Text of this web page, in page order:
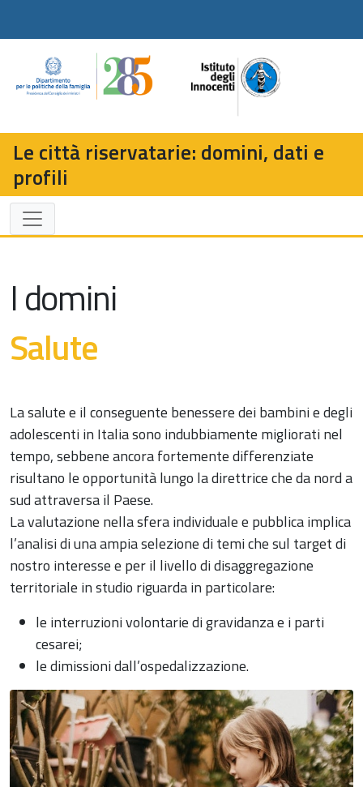
Le città riservatarie: domini, dati e
profili
I domini
Salute
La salute e il conseguente benessere dei bambini e degli
adolescenti in Italia sono indubbiamente migliorati nel
tempo, sebbene ancora fortemente differenziate
risultano le opportunità lungo la direttrice che da nord a
sud attraversa il Paese.
La valutazione nella sfera individuale e pubblica implica
l’analisi di una ampia selezione di temi che sul target di
nostro interesse e per il livello di disaggregazione
territoriale in studio riguarda in particolare:
le interruzioni volontarie di gravidanza e i parti
cesarei;
le dimissioni dall’ospedalizzazione.